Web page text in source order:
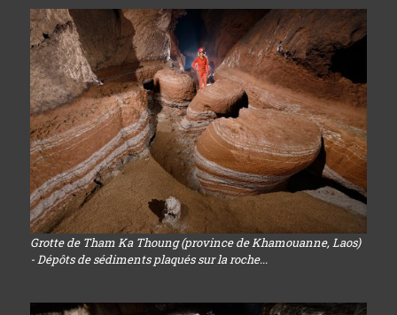
Grotte de Tham Ka Thoung (province de Khamouanne, Laos)
- Dépôts de sédiments plaqués sur la roche...